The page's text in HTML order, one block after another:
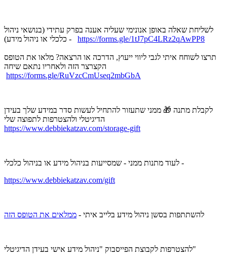
לשליחת שאלה באופן אנונימי שעליה אענה בפרק עתידי (בנושאי ניהול
כלכלי או ניהול מידע) - https://forms.gle/1tJ7pC4LRz2qAwPP8
תרצו לשוחח איתי לגבי ליווי ייעוץ, הדרכה או הרצאה? מלאו את הטופס
הקצרצר הזה ולאחריו נתאם שיחה
https://forms.gle/RuVzcCmUseq2mbGbA
לקבלת מתנה 🎁 ממני שתעזור להתחיל לעשות סדר במידע שלך בעידן
הדיגיטלי ולהצטרפות לתפוצה שלי
https://www.debbiekatzav.com/storage-gift
לעוד מתנות ממני - שמסייעות בניהול מידע או בניהול כלכלי -
https://www.debbiekatzav.com/gift
להשתתפות בסשן ניהול מידע בלייב איתי - ממלאים את הטופס הזה
להצטרפות לקבוצת הפייסבוק "ניהול מידע אישי בעידן הדיגיטלי"